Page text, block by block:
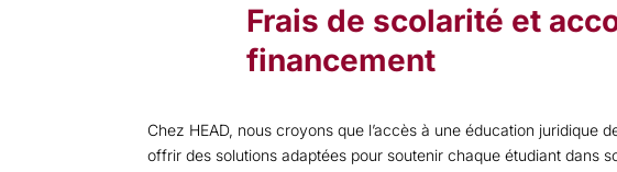
Frais de scolarité et
financement
Chez HEAD, nous croyons que l’accès à une éducation
offrir des solutions adaptées pour soutenir chaque étudiant dans